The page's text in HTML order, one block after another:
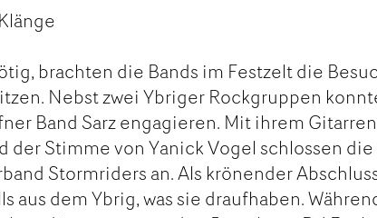
brachten die Bands im Festzelt die
Nebst zwei Ybriger Rockgruppen
Band Sarz engagieren. Mit ihrem
der Stimme von Yanick Vogel schlossen
Stormriders an. Als krönender
aus dem Ybrig, was sie draufhaben.